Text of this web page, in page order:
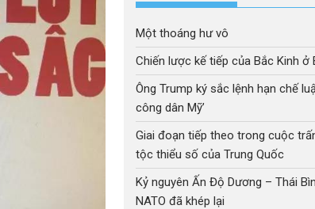
Một thoáng hư vô
Chiến lược kế tiếp của Bắc Kinh ở
Ông Trump ký sắc lệnh hạn chế
công dân Mỹ’
Giai đoạn tiếp theo trong cuộc
tộc thiểu số của Trung Quốc
Kỷ nguyên Ấn Độ Dương – Thái
NATO đã khép lại